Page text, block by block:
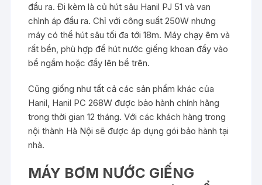
đầu ra. Đi kèm là củ hút sâu Hanil PJ 51 và van
chình áp đầu ra. Chỉ với công suất 250W nhưng
máy có thể hút sâu tối đa tới 18m. Máy chạy êm và
rất bền, phù hợp để hút nước giếng khoan đẩy vào
bể ngầm hoặc đầy lên bể trên.
Cũng giống như tất cả các sản phẩm khác của
Hanil, Hanil PC 268W được bảo hành chính hãng
trong thời gian 12 tháng. Với các khách hàng trong
nội thành Hà Nội sẽ được áp dụng gói bảo hành tại
nhà.
MÁY BƠM NƯỚC GIẾNG